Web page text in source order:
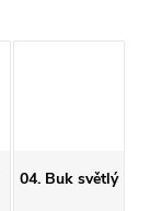
04. Buk světlý